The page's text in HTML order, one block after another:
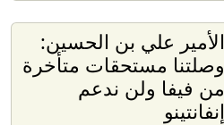
الأمير علي بن الحسين:
وصلتنا مستحقات متأخرة
من فيفا ولن ندعم
إنفانتينو